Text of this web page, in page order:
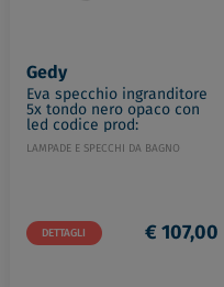
Gedy
Eva specchio ingranditore
5x tondo nero opaco con
led codice prod:
000021171400000
LAMPADE E SPECCHI DA BAGNO
DETTAGLI € 107,00